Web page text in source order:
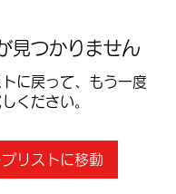
見つかりません
に戻って、もう一度
ください。
リストに移動